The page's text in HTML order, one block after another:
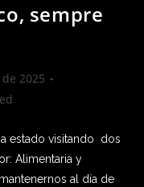
sempre
2025
estado visitando dos
Alimentaria y
al día de